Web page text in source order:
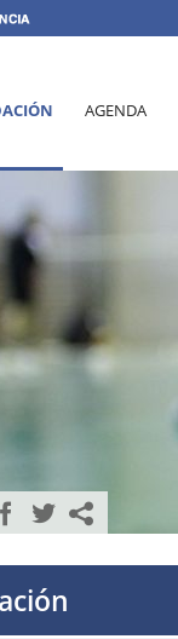
AGENDA